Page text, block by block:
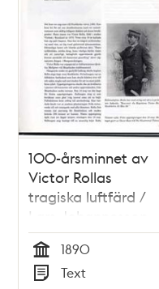
100-årsminnet av
Victor Rollas
tragiska luftfärd /
Lars Johannesson
Tid
1890
Text